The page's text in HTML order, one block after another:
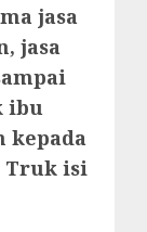
jasa
jasa
ibu
kepada
Truk isi